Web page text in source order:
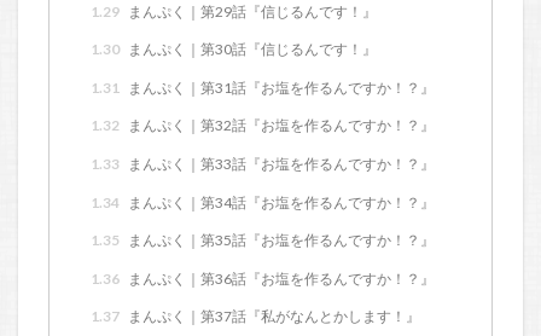
1.29 まんぷく｜第29話『信じるんです！』
1.30 まんぷく｜第30話『信じるんです！』
1.31 まんぷく｜第31話『お塩を作るんですか！？』
1.32 まんぷく｜第32話『お塩を作るんですか！？』
1.33 まんぷく｜第33話『お塩を作るんですか！？』
1.34 まんぷく｜第34話『お塩を作るんですか！？』
1.35 まんぷく｜第35話『お塩を作るんですか！？』
1.36 まんぷく｜第36話『お塩を作るんですか！？』
1.37 まんぷく｜第37話『私がなんとかします！』